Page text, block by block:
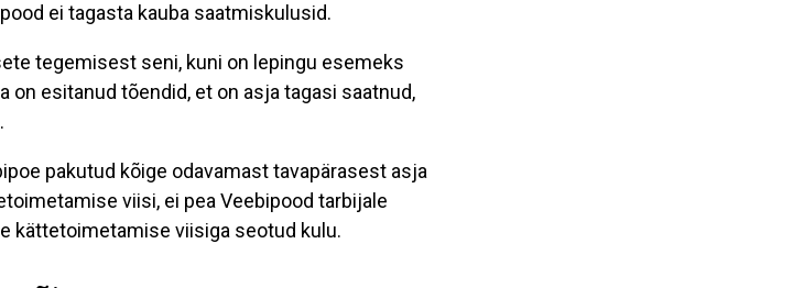
ei tagasta kauba saatmiskulusid.
tegemisest seni, kuni on lepingu esemeks
on esitanud tõendid, et on asja tagasi saatnud,
pakutud kõige odavamast tavapärasest asja
viisi, ei pea Veebipood tarbijale
kättetoimetamise viisiga seotud kulu.